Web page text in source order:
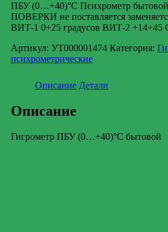
ПБУ (0…+40)°С Психрометр
ПОВЕРКИ не поставляется
ВИТ-1 0+25 градусов ВИТ-2 +14+45
Артикул: УТ000001474 Категория:
психрометрические
Описание Детали
Описание
Гигрометр ПБУ (0…+40)°С бытовой